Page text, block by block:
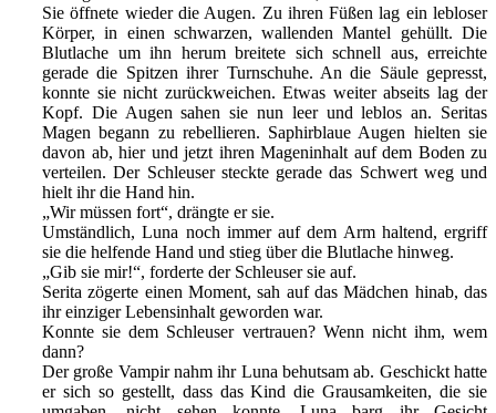
Sie öffnete wieder die Augen. Zu ihren Füßen lag ein lebloser
Körper, in einen schwarzen, wallenden Mantel gehüllt. Die
Blutlache um ihn herum breitete sich schnell aus, erreichte
gerade die Spitzen ihrer Turnschuhe. An die Säule gepresst,
konnte sie nicht zurückweichen. Etwas weiter abseits lag der
Kopf. Die Augen sahen sie nun leer und leblos an. Seritas
Magen begann zu rebellieren. Saphirblaue Augen hielten sie
davon ab, hier und jetzt ihren Mageninhalt auf dem Boden zu
verteilen. Der Schleuser steckte gerade das Schwert weg und
hielt ihr die Hand hin.
„Wir müssen fort“, drängte er sie.
Umständlich, Luna noch immer auf dem Arm haltend, ergriff
sie die helfende Hand und stieg über die Blutlache hinweg.
„Gib sie mir!“, forderte der Schleuser sie auf.
Serita zögerte einen Moment, sah auf das Mädchen hinab, das
ihr einziger Lebensinhalt geworden war.
Konnte sie dem Schleuser vertrauen? Wenn nicht ihm, wem
dann?
Der große Vampir nahm ihr Luna behutsam ab. Geschickt hatte
er sich so gestellt, dass das Kind die Grausamkeiten, die sie